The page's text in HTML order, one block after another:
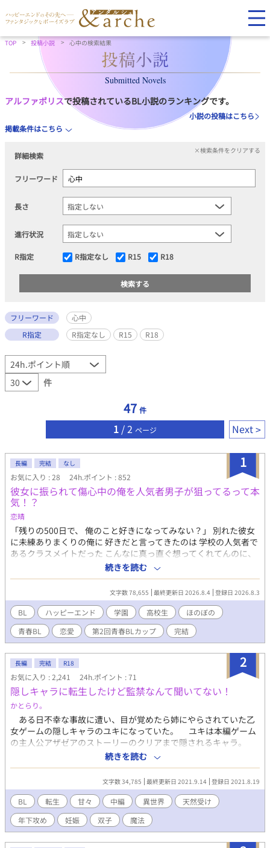
TOP 投稿小説 心中の検索結果
Submitted Novels
アルファポリスで投稿されているBL小説のランキングです。
小説の投稿はこちら
掲載条件はこちら
詳細検索
×検索条件をクリアする
フリーワード
長さ
進行状況
R指定 R指定なし R15 R18
フリーワード
心中
R指定
R指定なし R15 R18
件
47 件
1 / 2 ページ Next
1
長編 完結 なし
お気に入り : 28 24h.ポイント : 852
彼女に振られて傷心中の俺を人気者男子が狙ってるって本
気！？
恋晴
「残りの500日で、 俺のこと好きになってみない？」 別れた彼女
に未練ありまくりの俺に 好きだと言ってきたのは 学校の人気者で
あるクラスメイトだった こんなに真っ直ぐ想ってくれてんのに、
何で俺… お前のこと早く好きになれないんだろう… 女々しい未練
男子×一途な人気者男子が織りなす 焦れきゅん青春ラブストーリ
続きを読む
文字数 78,655 最終更新日 2026.8.4 登録日 2026.8.3
BL ハッピーエンド 学園 高校生
ほのぼの
青春BL
恋愛 第2回青春BLカップ 完結
2
長編 完結 R18
お気に入り : 2,241 24h.ポイント : 71
隠しキャラに転生したけど監禁なんて聞いてない！
かとらり。
ある日不幸な事故に遭い、目が覚めたら姉にやらされていた乙
女ゲームの隠しキャラのユキになっていた。 ユキは本編ゲーム
の主人公アザゼアのストーリーのクリアまで隠されるキャラ。
ということで、ユキは義兄に監禁され物理的に隠されていた。
監禁から解放されても、ゲームではユキは心中や凌辱、再監禁、
共依存など、バッドエンドばかりが待っているキャラ… それを
知らないユキは無事にトゥルーエンドに行き着けるのか！？
続きを読む
文字数 34,785 最終更新日 2021.9.14 登録日 2021.8.19
BL 転生 甘々 中編 異世界
天然受け
年下攻め
妊娠 双子 魔法